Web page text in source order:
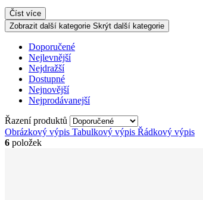
Číst více
Zobrazit další kategorie Skrýt další kategorie
Doporučené
Nejlevnější
Nejdražší
Dostupné
Nejnovější
Nejprodávanejší
Řazení produktů
Obrázkový výpis Tabulkový výpis Řádkový výpis
6 položek